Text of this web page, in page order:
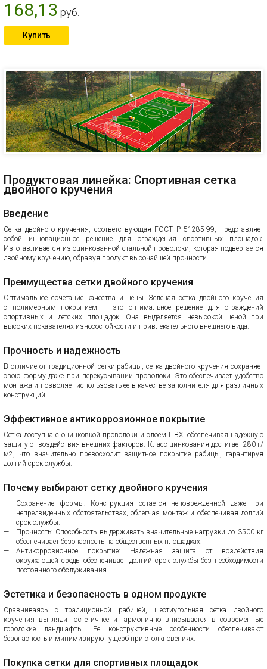
168,13 руб.
Купить
Продуктовая линейка: Спортивная сетка
двойного кручения
Введение
Сетка двойного кручения, соответствующая ГОСТ Р 51285-99, представляет
собой инновационное решение для ограждения спортивных площадок.
Изготавливается из оцинкованной стальной проволоки, которая подвергается
двойному кручению, образуя продукт высочайшей прочности.
Преимущества сетки двойного кручения
Оптимальное сочетание качества и цены. Зеленая сетка двойного кручения
с полимерным покрытием — это оптимальное решение для ограждений
спортивных и детских площадок. Она выделяется невысокой ценой при
высоких показателях износостойкости и привлекательного внешнего вида.
Прочность и надежность
В отличие от традиционной сетки-рабицы, сетка двойного кручения сохраняет
свою форму даже при перекусывании проволоки. Это обеспечивает удобство
монтажа и позволяет использовать ее в качестве заполнителя для различных
конструкций.
Эффективное антикоррозионное покрытие
Сетка доступна с оцинковкой проволоки и слоем ПВХ, обеспечивая надежную
защиту от воздействия внешних факторов. Класс цинкования достигает 280 г/
м2, что значительно превосходит защитное покрытие рабицы, гарантируя
долгий срок службы.
Почему выбирают сетку двойного кручения
Сохранение формы: Конструкция остается неповрежденной даже при
непредвиденных обстоятельствах, облегчая монтаж и обеспечивая долгий
срок службы.
Прочность: Способность выдерживать значительные нагрузки до 3500 кг
обеспечивает безопасность на общественных площадках.
Антикоррозионное покрытие: Надежная защита от воздействия
окружающей среды обеспечивает долгий срок службы без необходимости
постоянного обслуживания.
Эстетика и безопасность в одном продукте
Сравниваясь с традиционной рабицей, шестиугольная сетка двойного
кручения выглядит эстетичнее и гармонично вписывается в современные
городские ландшафты. Ее конструктивные особенности обеспечивают
безопасность и минимизируют ущерб при столкновениях.
Покупка сетки для спортивных площадок